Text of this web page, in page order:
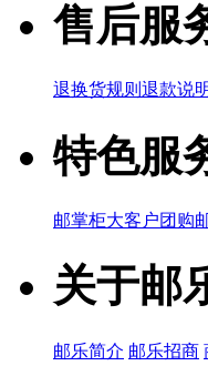
售后服
退换货规则 退款说
特色服
邮掌柜大客户团购
关于邮
邮乐简介 邮乐招商